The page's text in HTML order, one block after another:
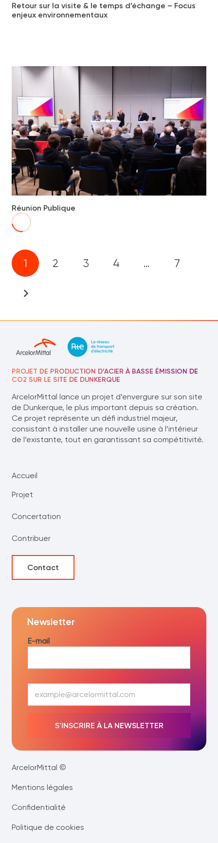
Retour sur la visite & le temps d’échange – Focus
enjeux environnementaux
Réunion Publique
1 2 3 4 … 7
PROJET DE PRODUCTION D’ACIER À BASSE ÉMISSION DE
CO2 SUR LE SITE DE DUNKERQUE
ArcelorMittal lance un projet d’envergure sur son site
de Dunkerque, le plus important depuis sa création.
Ce projet représente un défi industriel majeur,
consistant à installer une nouvelle usine à l’intérieur
de l’existante, tout en garantissant sa compétitivité.
Accueil
Projet
Concertation
Contribuer
Contact
Newsletter
E-mail
*
S'INSCRIRE À LA NEWSLETTER
ArcelorMittal ©
Mentions légales
Confidentialité
Politique de cookies